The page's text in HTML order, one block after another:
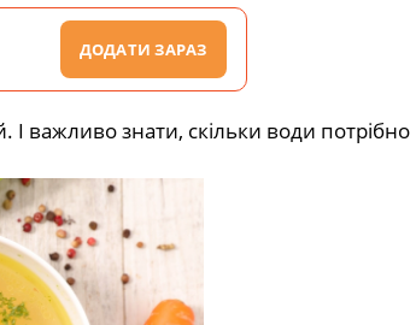
ДОДАТИ ЗАРАЗ
важливо знати, скільки води